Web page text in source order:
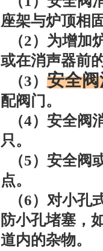
座架与炉顶相
（2）为增加
或在消声器前
（3） 安全
配阀门。
（4） 安全阀
只。
（5）安全阀
点。
（6）对小孔
防小孔堵塞，
道内的杂物。